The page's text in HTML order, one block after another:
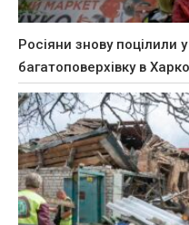
Росіяни знову поцілили
багатоповерхівку в